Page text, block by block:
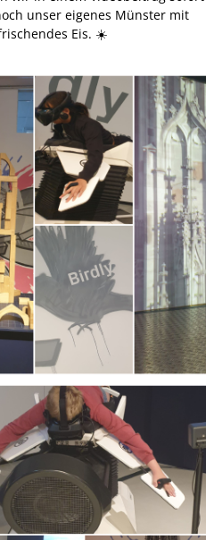
unser eigenes Münster mit
Eis. ☀️